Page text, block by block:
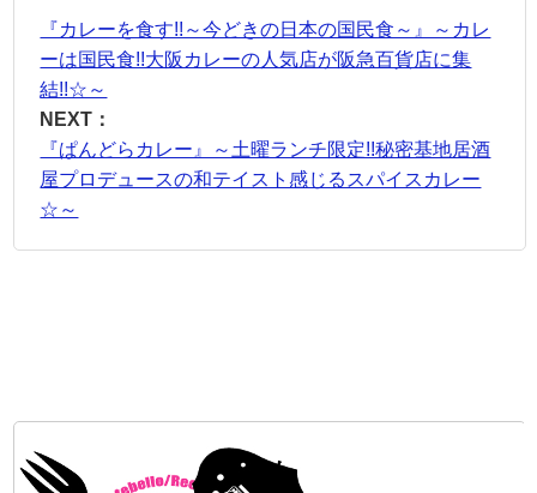
『カレーを食す!!～今どきの日本の国民食～』～カレ
ーは国民食!!大阪カレーの人気店が阪急百貨店に集
結!!☆～
NEXT：
『ぱんどらカレー』～土曜ランチ限定!!秘密基地居酒
屋プロデュースの和テイスト感じるスパイスカレー
☆～